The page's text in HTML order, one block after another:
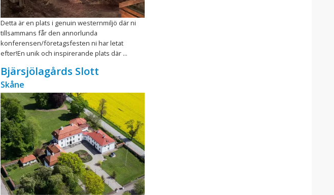
Detta är en plats i genuin westernmiljö där ni
tillsammans får den annorlunda
konferensen/företagsfesten ni har letat
efter!En unik och inspirerande plats där ...
Bjärsjölagårds Slott
Skåne